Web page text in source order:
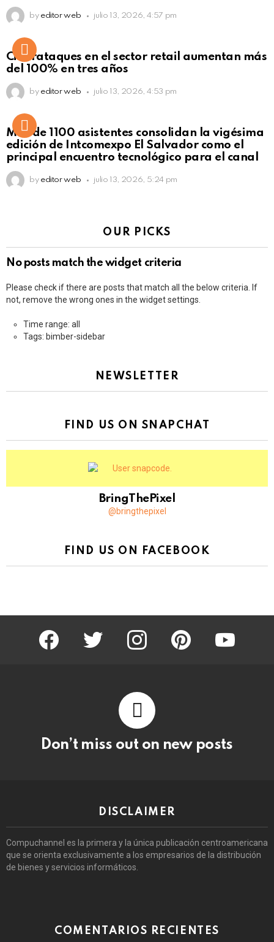
by editor web julio 13, 2026, 4:57 pm
Ciberataques en el sector retail aumentan más
del 100% en tres años
by editor web julio 13, 2026, 4:53 pm
Más de 1100 asistentes consolidan la vigésima
edición de Intcomexpo El Salvador como el
principal encuentro tecnológico para el canal
by editor web julio 13, 2026, 5:24 pm
OUR PICKS
No posts match the widget criteria
Please check if there are posts that match all the below criteria. If
not, remove the wrong ones in the widget settings.
Time range: all
Tags: bimber-sidebar
NEWSLETTER
FIND US ON SNAPCHAT
BringThePixel
@bringthepixel
FIND US ON FACEBOOK
facebook twitter instagram pinterest youtube
Don’t miss out on new posts
DISCLAIMER
Compuchannel es la primera y la única publicación centroamericana
que se orienta exclusivamente a los empresarios de la distribución
de bienes y servicios informáticos.
COMENTARIOS RECIENTES